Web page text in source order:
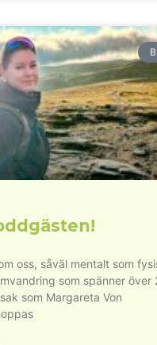
oss, såväl mentalt som
som spänner över
som Margareta Von